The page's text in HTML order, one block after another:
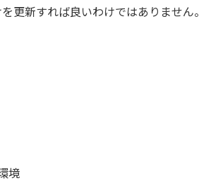
更新すれば良いわけではありません。
境